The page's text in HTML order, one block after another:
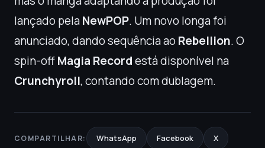
lançado pelaNewPOP. Um novo longa foi
anunciado, dando sequência aoRebellion. O
spin-offMagia Recordestá disponível na
Crunchyroll, contando com dublagem.
COMPARTILHAR: WhatsApp Facebook X